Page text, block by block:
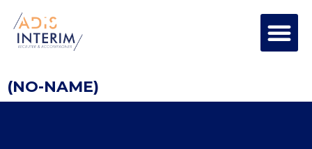
(NO-NAME)